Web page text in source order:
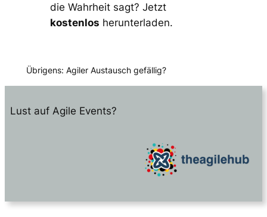
die Wahrheit sagt? Jetzt
kostenlos herunterladen.
Übrigens: Agiler Austausch gefällig?
Lust auf Agile Events?